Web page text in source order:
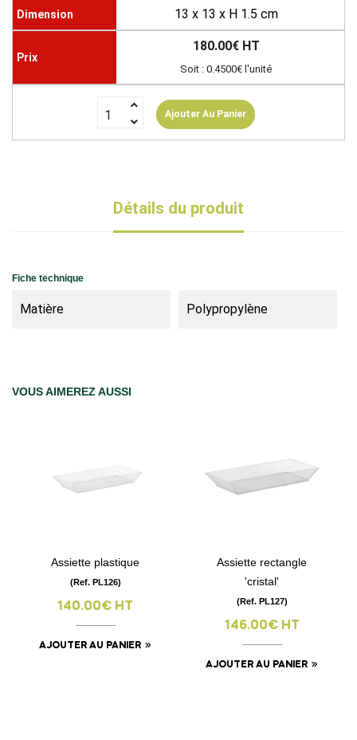
13 x 13 x H 1.5 cm
180.00€ HT
Soit : 0.4500€ l'unité
Ajouter Au Panier
Détails du produit
Fiche technique
Matière Polypropylène
VOUS AIMEREZ AUSSI
Assiette plastique
(Ref. PL126)
140.00€ HT
AJOUTER AU PANIER
Assiette rectangle
'cristal'
(Ref. PL127)
146.00€ HT
AJOUTER AU PANIER